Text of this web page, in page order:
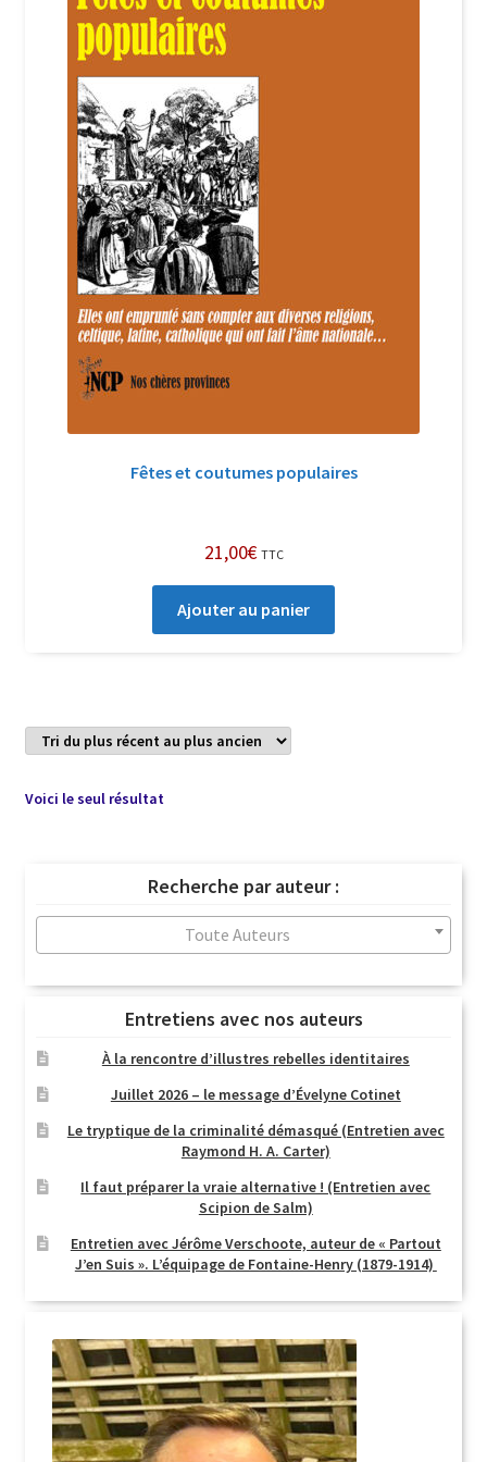
Login Customizer
Newsletter
Nous Contacter
Panier
Politique de confidentialité et cookies
Qui sommes-nous ?
Soutien à Philippe Randa
Suivi de la Commande
Fêtes et coutumes populaires
21,00€ TTC
Ajouter au panier
Voici le seul résultat
Recherche par auteur :
Toute Auteurs
Entretiens avec nos auteurs
À la rencontre d’illustres rebelles identitaires
Juillet 2026 – le message d’Évelyne Cotinet
Le tryptique de la criminalité démasqué (Entretien avec
Raymond H. A. Carter)
Il faut préparer la vraie alternative ! (Entretien avec
Scipion de Salm)
Entretien avec Jérôme Verschoote, auteur de « Partout
J’en Suis ». L’équipage de Fontaine-Henry (1879-1914)